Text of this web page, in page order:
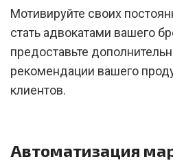
Мотивируйте своих
стать адвокатами вашего
предоставьте
рекомендации вашего
клиентов.
Автоматизация